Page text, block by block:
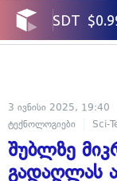
3 ივნისი 2025, 19:40
ტექნოლოგიები
Sci-
შუბლზე
გადაღლას